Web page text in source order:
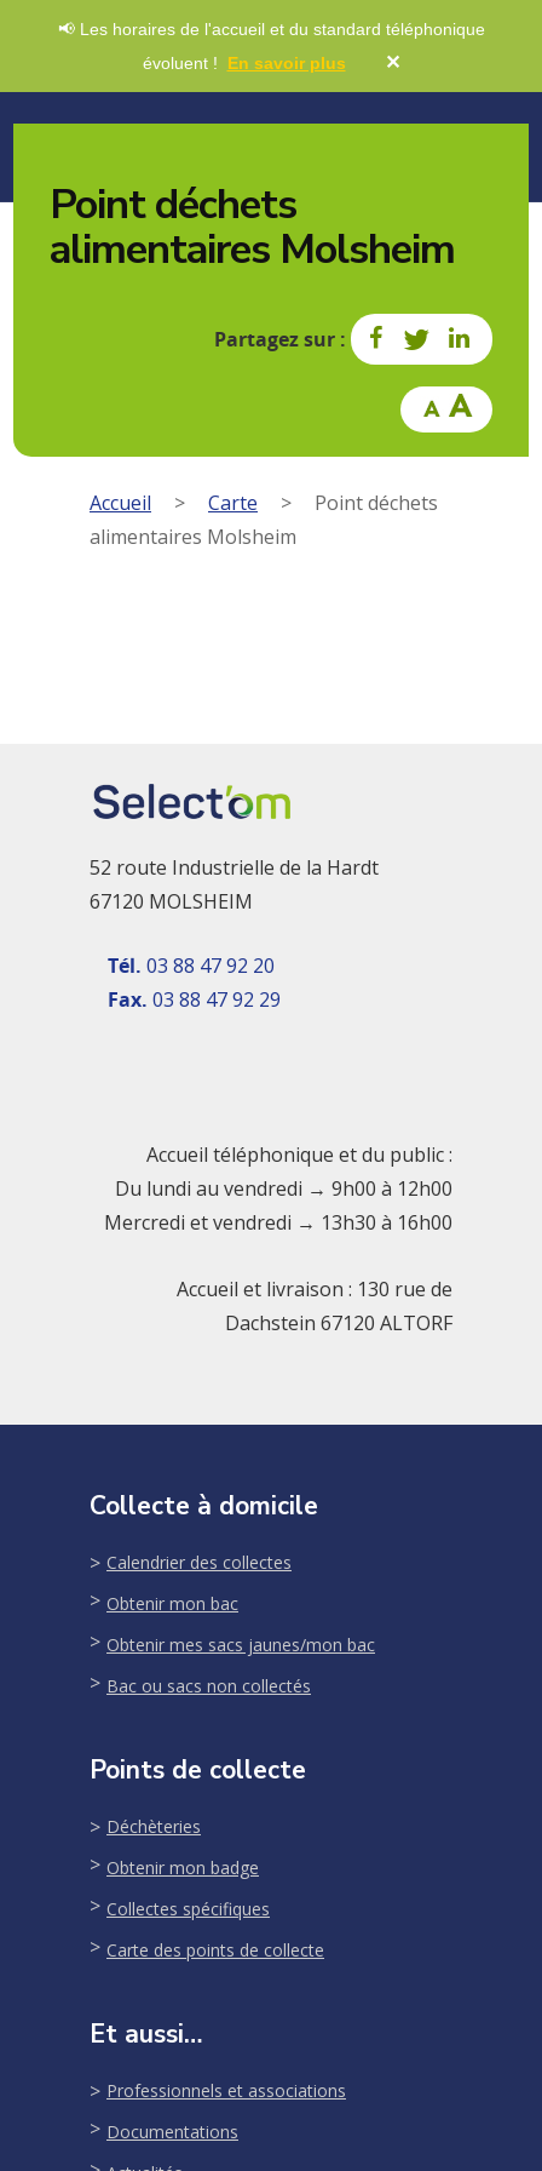
📢 Les horaires de l'accueil et du standard téléphonique
évoluent ! En savoir plus ✕
Point déchets
alimentaires Molsheim
Partagez sur :
Accueil > Carte >
Point déchets
alimentaires Molsheim
52 route Industrielle de la Hardt
67120 MOLSHEIM
Tél. 03 88 47 92 20
Fax. 03 88 47 92 29
Accueil téléphonique et du public :
Du lundi au vendredi → 9h00 à 12h00
Mercredi et vendredi → 13h30 à 16h00
Accueil et livraison : 130 rue de
Dachstein 67120 ALTORF
Collecte à domicile
Calendrier des collectes
Obtenir mon bac
Obtenir mes sacs jaunes/mon bac
Bac ou sacs non collectés
Points de collecte
Déchèteries
Obtenir mon badge
Collectes spécifiques
Carte des points de collecte
Et aussi…
Professionnels et associations
Documentations